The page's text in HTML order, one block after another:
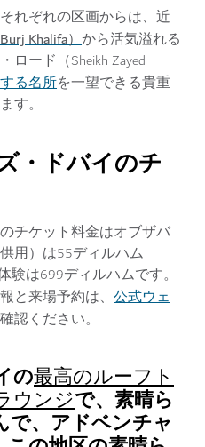
れぞれの区画からは、近
Khalifa）から活気溢れる
ロード（Sheikh Zayed
る名所を一望できる貴重
す。
・ドバイのチ
チケット料金はオブザバ
用）は55ディルハム
験は699ディルハムです。
と来場予約は、 公式ウェ
認ください。
の最高のルーフト
ウンジで、素晴ら
で、アドベンチャ